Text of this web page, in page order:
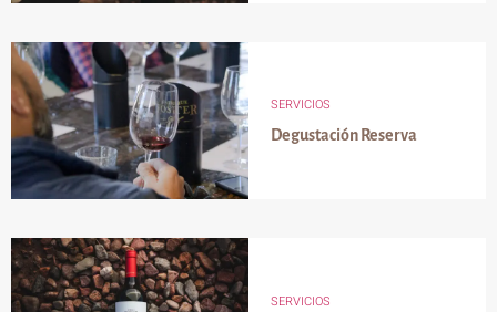
SERVICIOS
Degustación Reserva
SERVICIOS